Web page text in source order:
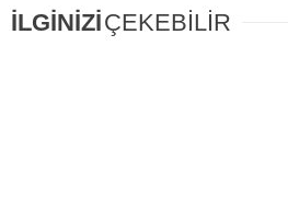
İLGİNİZİÇEKEBİLİR